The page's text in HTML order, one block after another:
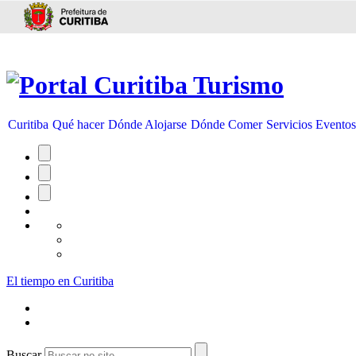
Ir para conteúdo
Curitiba Qué hacer Dónde Alojarse Dónde Comer Servicios Eventos
El tiempo en Curitiba